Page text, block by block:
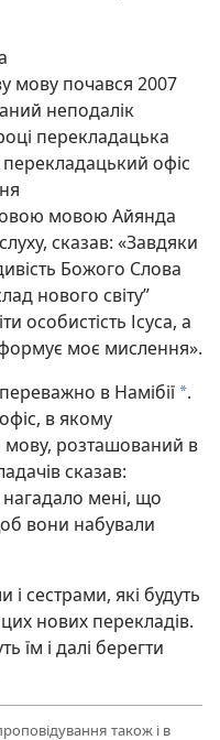
мову почався 2007
неподалік
перекладацька
перекладацький офіс
мовою Айянда
сказав: «Завдяки
Божого Слова
нового світу”
особистість Ісуса, а
моє мислення».
в Намібії a.
в якому
мову, розташований в
сказав:
нагадало мені, що
вони набували
сестрами, які будуть
нових перекладів.
їм і далі берегти
також і в